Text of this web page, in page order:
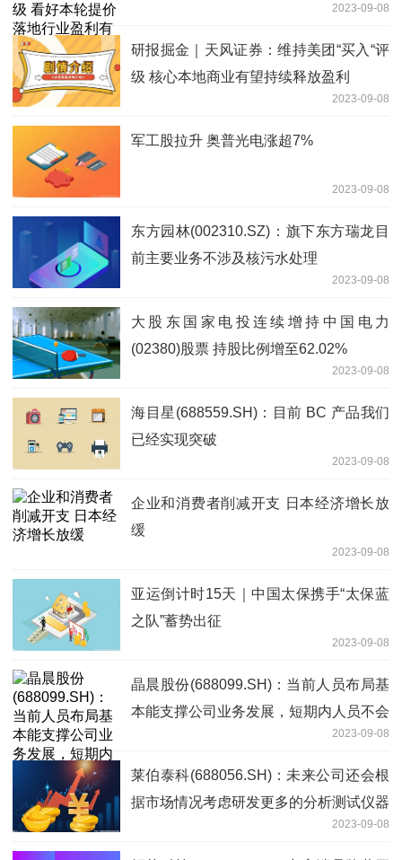
2023-09-08
研报掘金｜天风证券：维持美团“买入“评
级 核心本地商业有望持续释放盈利
2023-09-08
军工股拉升 奥普光电涨超7%
2023-09-08
东方园林(002310.SZ)：旗下东方瑞龙目
前主要业务不涉及核污水处理
2023-09-08
大股东国家电投连续增持中国电力
(02380)股票 持股比例增至62.02%
2023-09-08
海目星(688559.SH)：目前 BC 产品我们
已经实现突破
2023-09-08
企业和消费者削减开支 日本经济增长放
缓
2023-09-08
亚运倒计时15天｜中国太保携手“太保蓝
之队”蓄势出征
2023-09-08
晶晨股份(688099.SH)：当前人员布局基
本能支撑公司业务发展，短期内人员不会
2023-09-08
莱伯泰科(688056.SH)：未来公司还会根
据市场情况考虑研发更多的分析测试仪器
2023-09-08